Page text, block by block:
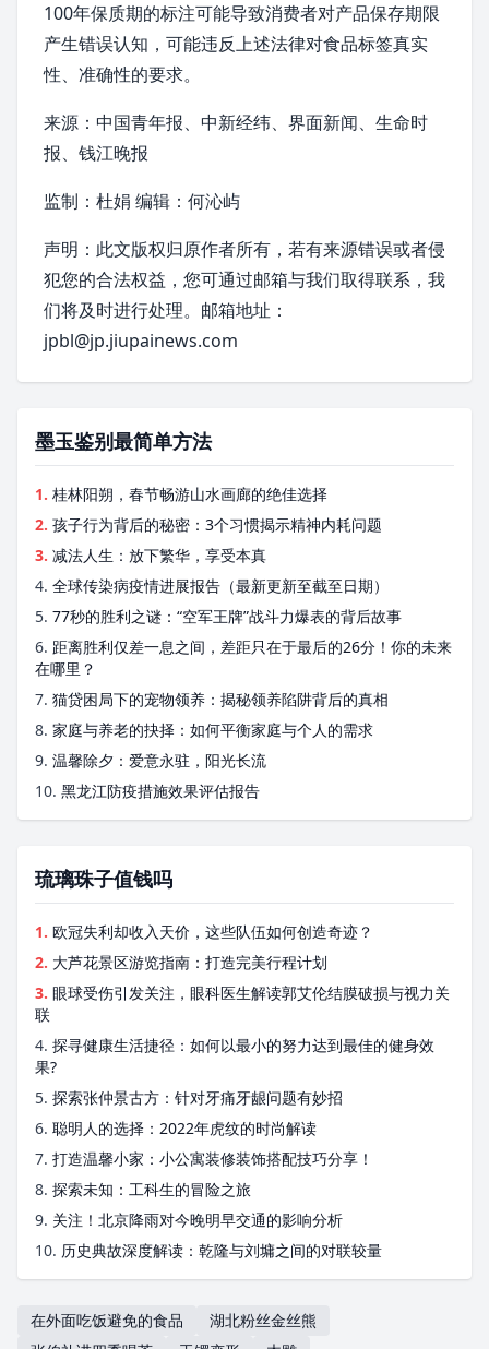
100年保质期的标注可能导致消费者对产品保存期限
产生错误认知，可能违反上述法律对食品标签真实
性、准确性的要求。
来源：中国青年报、 中新经纬、 界面新闻、生命时
报、钱江晚报
监制：杜娟 编辑：何沁屿
声明：此文版权归原作者所有，若有来源错误或者侵
犯您的合法权益，您可通过邮箱与我们取得联系，我
们将及时进行处理。邮箱地址：
jpbl@jp.jiupainews.com
墨玉鉴别最简单方法
1. 桂林阳朔，春节畅游山水画廊的绝佳选择
2. 孩子行为背后的秘密：3个习惯揭示精神内耗问题
3. 减法人生：放下繁华，享受本真
4. 全球传染病疫情进展报告（最新更新至截至日期）
5. 77秒的胜利之谜：“空军王牌”战斗力爆表的背后故事
6. 距离胜利仅差一息之间，差距只在于最后的26分！你的未来
在哪里？
7. 猫贷困局下的宠物领养：揭秘领养陷阱背后的真相
8. 家庭与养老的抉择：如何平衡家庭与个人的需求
9. 温馨除夕：爱意永驻，阳光长流
10. 黑龙江防疫措施效果评估报告
琉璃珠子值钱吗
1. 欧冠失利却收入天价，这些队伍如何创造奇迹？
2. 大芦花景区游览指南：打造完美行程计划
3. 眼球受伤引发关注，眼科医生解读郭艾伦结膜破损与视力关
联
4. 探寻健康生活捷径：如何以最小的努力达到最佳的健身效
果?
5. 探索张仲景古方：针对牙痛牙龈问题有妙招
6. 聪明人的选择：2022年虎纹的时尚解读
7. 打造温馨小家：小公寓装修装饰搭配技巧分享！
8. 探索未知：工科生的冒险之旅
9. 关注！北京降雨对今晚明早交通的影响分析
10. 历史典故深度解读：乾隆与刘墉之间的对联较量
在外面吃饭避免的食品
湖北粉丝金丝熊